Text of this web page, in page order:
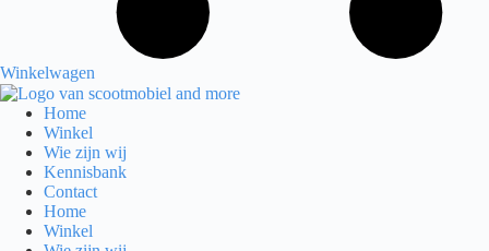
Winkelwagen
Home
Winkel
Wie zijn wij
Kennisbank
Contact
Home
Winkel